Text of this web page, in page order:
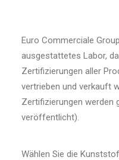
Euro Commerciale
ausgestattetes Labor,
Zertifizierungen aller
vertrieben und verkauft
Zertifizierungen werden
veröffentlicht).
Wählen Sie die